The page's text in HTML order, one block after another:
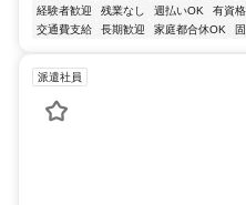
経験者歓迎
残業なし 週払いOK 有資
交通費支給
長期歓迎 家庭都合休OK
派遣社員